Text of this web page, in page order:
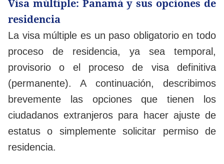
Visa múltiple: Panamá y sus opciones de
residencia
La visa múltiple es un paso obligatorio en todo
proceso de residencia, ya sea temporal,
provisorio o el proceso de visa definitiva
(permanente). A continuación, describimos
brevemente las opciones que tienen los
ciudadanos extranjeros para hacer ajuste de
estatus o simplemente solicitar permiso de
residencia.